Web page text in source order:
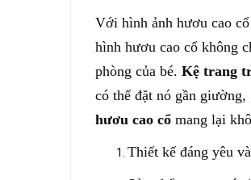
Với hình ảnh hươu cao
hình hươu cao cổ không
phòng của bé. Kệ trang
có thể đặt nó gần giường,
hươu cao cổ mang lại
Thiết kế đáng yêu